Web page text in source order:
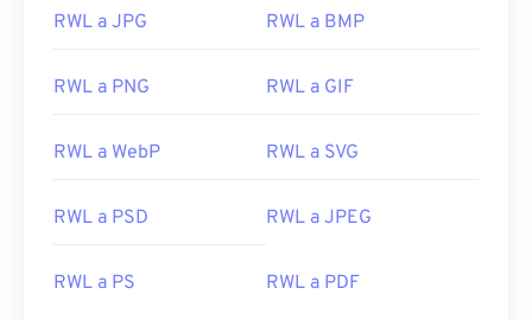
RWL a JPG RWL a BMP
RWL a PNG RWL a GIF
RWL a WebP RWL a SVG
RWL a PSD RWL a JPEG
RWL a PS RWL a PDF